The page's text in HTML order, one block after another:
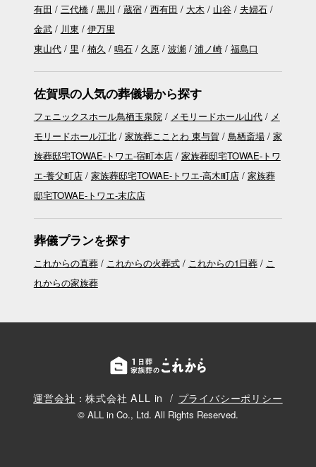
有田 三代橋 黒川 蔵宿 西有田 大木 山谷
夫婦石
金武
川東
伊万里
東山代
里 楠久 鳴石 久原 波瀬 浦ノ崎 福島口
佐賀県の人気の葬儀場から探す
フェニックスホール鳥栖玉泉院 メモリードホール山代
メ
モリードホール江北
家族葬こことわ 東与賀 鳥栖斎場
家
族葬邸宅TOWAE-トワエ-宿町本店
家族葬邸宅TOWAE-トワ
エ-養父町店
家族葬邸宅TOWAE-トワエ-高木町店
家族葬
邸宅TOWAE-トワエ-末広店
葬儀プランを探す
これからの直葬 これからの火葬式 これからの1日葬
こ
れからの家族葬
運営会社 ：株式会社 ALL in プライバシーポリシー
© ALL in Co., Ltd. All Rights Reserved.